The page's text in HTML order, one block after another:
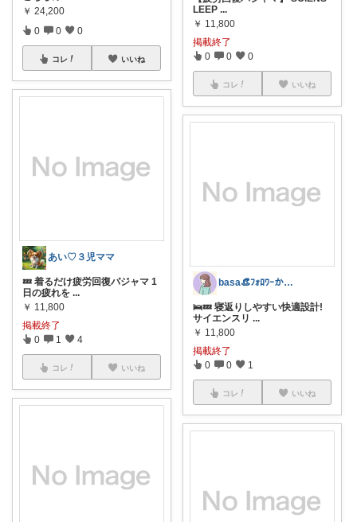
￥ 24,200
0 0 0
コレ いいね
あい♡３児ママ
💤 着るだけ疲労回復パジャマ 1
日の疲れを ...
￥ 11,800
掲載終了
0 1 4
コレ いいね
LEEP ...
￥ 11,800
掲載終了
0 0 0
コレ いいね
basa👒ﾌｫﾛﾜｰから経由購入します
🛌💤 寝返りしやすい快適設計!
サイエンスリ ...
￥ 11,800
掲載終了
0 0 1
コレ いいね